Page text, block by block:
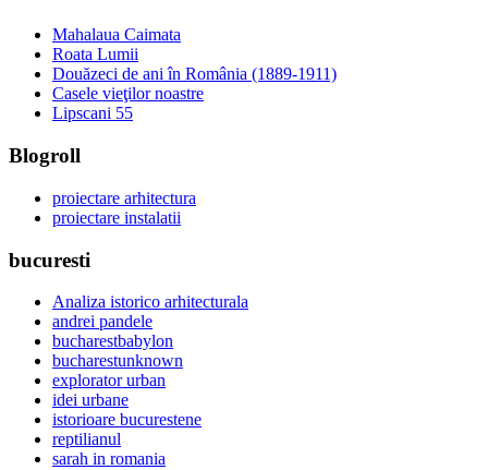
Mahalaua Caimata
Roata Lumii
Douăzeci de ani în România (1889-1911)
Casele vieţilor noastre
Lipscani 55
Blogroll
proiectare arhitectura
proiectare instalatii
bucuresti
Analiza istorico arhitecturala
andrei pandele
bucharestbabylon
bucharestunknown
explorator urban
idei urbane
istorioare bucurestene
reptilianul
sarah in romania